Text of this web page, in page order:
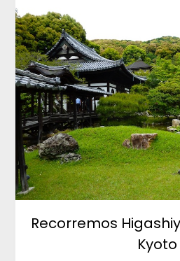
Recorremos
Kyoto